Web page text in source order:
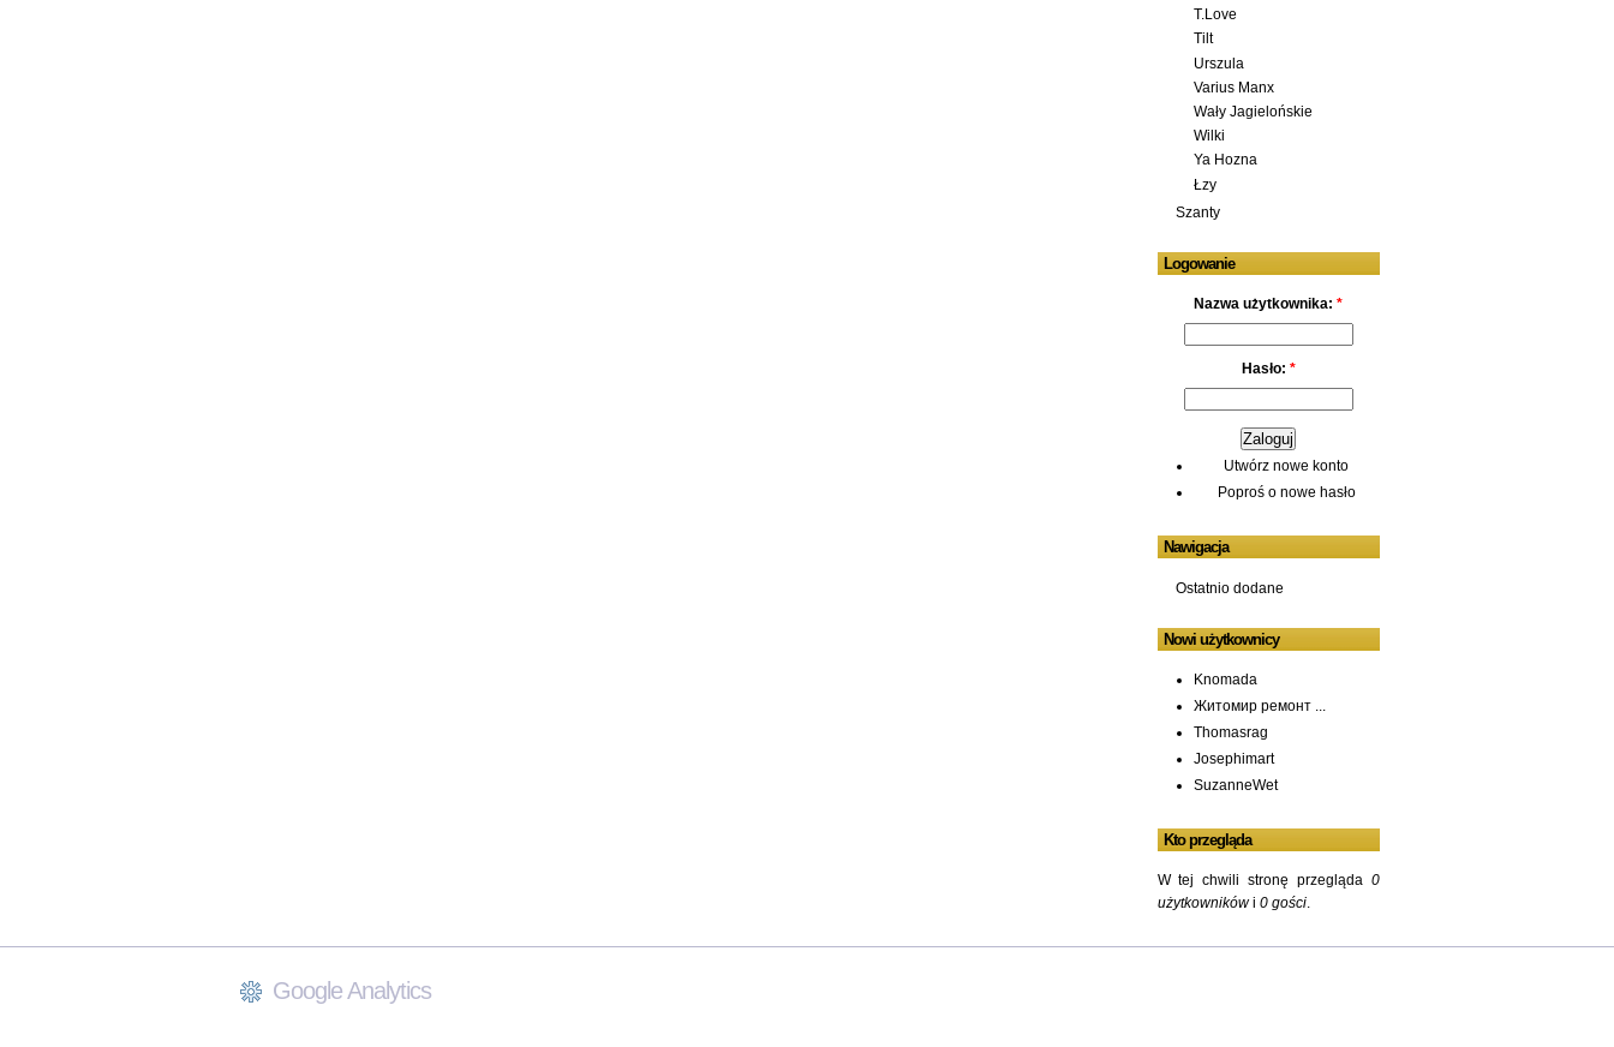
T.Love
Tilt
Urszula
Varius Manx
Wały Jagielońskie
Wilki
Ya Hozna
Łzy
Szanty
Logowanie
Nazwa użytkownika: *
Hasło: *
Utwórz nowe konto
Poproś o nowe hasło
Nawigacja
Ostatnio dodane
Nowi użytkownicy
Knomada
Житомир ремонт ...
Thomasrag
Josephimart
SuzanneWet
Kto przegląda
W tej chwili stronę przegląda 0
użytkownikówi 0 gości.
Google Analytics